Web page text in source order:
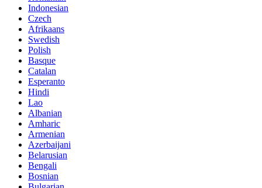
Indonesian
Czech
Afrikaans
Swedish
Polish
Basque
Catalan
Esperanto
Hindi
Lao
Albanian
Amharic
Armenian
Azerbaijani
Belarusian
Bengali
Bosnian